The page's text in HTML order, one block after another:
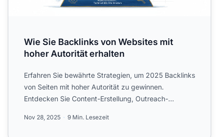
Wie Sie Backlinks von Websites mit
hoher Autorität erhalten
Erfahren Sie bewährte Strategien, um 2025 Backlinks
von Seiten mit hoher Autorität zu gewinnen.
Entdecken Sie Content-Erstellung, Outreach-
Nov 28, 2025 9 Min. Lesezeit